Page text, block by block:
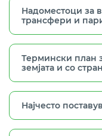
Надоместоци за
трансфери и
Термински план
земјата и со
Најчесто